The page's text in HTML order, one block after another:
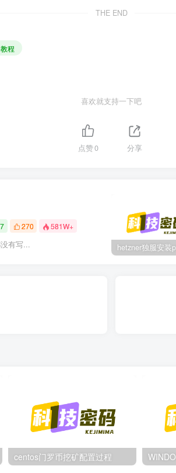
THE END
教程
喜欢就支持一下吧
点赞0 分享
270 581W+
有写...
centos门罗币挖矿配置过程